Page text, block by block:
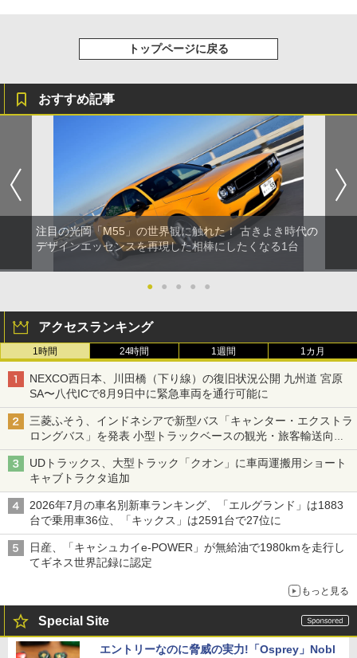
トップページに戻る
おすすめ記事
注目の光岡「M55」の世界観に触れた！ 古きよき時代の
デザインエッセンスを再現した相棒にしたくなる1台
● ● ● ● ●
アクセスランキング
1時間 24時間 1週間 1カ月
NEXCO西日本、川田橋（下り線）の復旧状況公開 九州道 宮原
SA〜八代ICで8月9日中に緊急車両を通行可能に
三菱ふそう、インドネシアで新型バス「キャンター・エクストラ
ロングバス」を発表 小型トラックベースの観光・旅客輸送向け
バス
UDトラックス、大型トラック「クオン」に車両運搬用ショート
キャブトラクタ追加
2026年7月の車名別新車ランキング、「エルグランド」は1883
台で乗用車36位、「キックス」は2591台で27位に
日産、「キャシュカイe-POWER」が無給油で1980kmを走行し
てギネス世界記録に認定
もっと見る
Special Site
エントリーなのに脅威の実力!「Osprey」Nobl